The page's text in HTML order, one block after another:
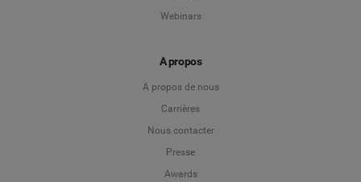
Webinars
A propos
A propos de nous
Carrières
Nous contacter
Presse
Awards